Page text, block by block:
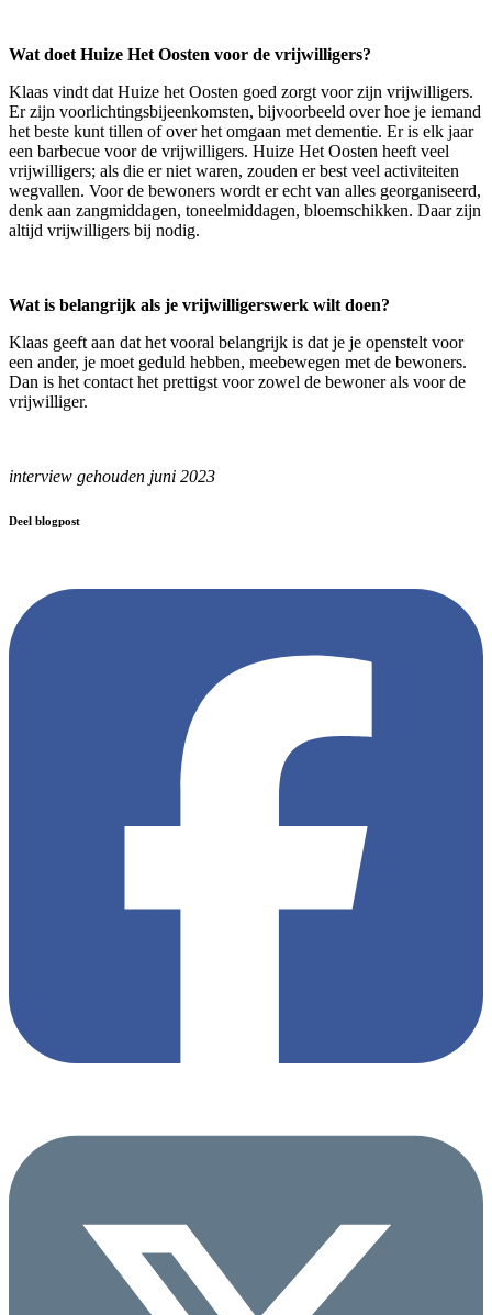
Wat doet Huize Het Oosten voor de vrijwilligers?
Klaas vindt dat Huize het Oosten goed zorgt voor zijn vrijwilligers.
Er zijn voorlichtingsbijeenkomsten, bijvoorbeeld over hoe je iemand
het beste kunt tillen of over het omgaan met dementie. Er is elk jaar
een barbecue voor de vrijwilligers. Huize Het Oosten heeft veel
vrijwilligers; als die er niet waren, zouden er best veel activiteiten
wegvallen. Voor de bewoners wordt er echt van alles georganiseerd,
denk aan zangmiddagen, toneelmiddagen, bloemschikken. Daar zijn
altijd vrijwilligers bij nodig.
Wat is belangrijk als je vrijwilligerswerk wilt doen?
Klaas geeft aan dat het vooral belangrijk is dat je je openstelt voor
een ander, je moet geduld hebben, meebewegen met de bewoners.
Dan is het contact het prettigst voor zowel de bewoner als voor de
vrijwilliger.
interview gehouden juni 2023
Deel blogpost